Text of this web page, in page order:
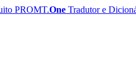
PROMT.One Tradutor e